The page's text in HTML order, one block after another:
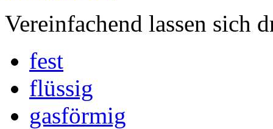
Vereinfachend lassen sich
fest
flüssig
gasförmig